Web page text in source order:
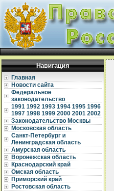
Навигация
Главная
Новости сайта
Федеральное
законодательство
1991 1992 1993 1994 1995 1996
1997 1998 1999 2000 2001 2002
Законодательство Москвы
Московская область
Санкт-Петербург и
Ленинградская область
Амурская область
Воронежская область
Краснодарский край
Омская область
Приморский край
Ростовская область